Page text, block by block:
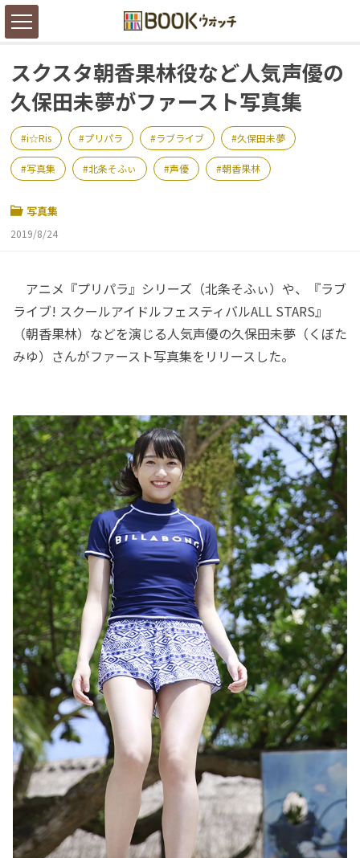
スクスタ朝香果林役など人気声優の
久保田未夢がファースト写真集
i☆Ris プリパラ ラブライブ 久保田未夢
写真集 北条そふぃ 声優 朝香果林
写真集
2019/8/24
アニメ『プリパラ』シリーズ（北条そふぃ）や、『ラブ
ライブ! スクールアイドルフェスティバルALL STARS』
（朝香果林）などを演じる人気声優の久保田未夢（くぼた
みゆ）さんがファースト写真集をリリースした。